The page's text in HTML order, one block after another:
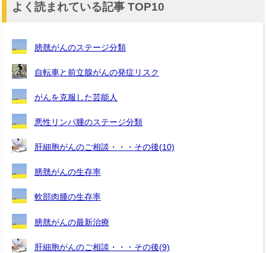
よく読まれている記事 TOP10
膀胱がんのステージ分類
自転車と前立腺がんの発症リスク
がんを克服した芸能人
悪性リンパ腫のステージ分類
肝細胞がんのご相談・・・その後(10)
膀胱がんの生存率
軟部肉腫の生存率
膀胱がんの最新治療
肝細胞がんのご相談・・・その後(9)